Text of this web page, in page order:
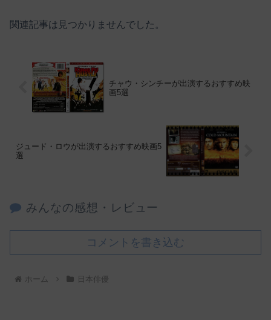
関連記事は見つかりませんでした。
チャウ・シンチーが出演するおすすめ映
画5選
ジュード・ロウが出演するおすすめ映画5
選
みんなの感想・レビュー
コメントを書き込む
ホーム 日本俳優